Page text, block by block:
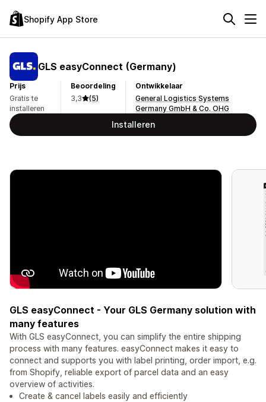
Shopify App Store
GLS easyConnect (Germany)
Prijs
Gratis te
installeren
Beoordeling
3,3
(5)
Ontwikkelaar
General Logistics Systems
Germany GmbH & Co. OHG
Installeren
GLS easyConnect - Your GLS Germany solution with
many features
With GLS easyConnect, you can simplify the entire shipping
process with many features. easyConnect makes it easy to
connect and supports you with label printing, order import, e.g.
from Shopify, reliable export of parcel data and an easy
overview of activities.
Create & cancel labels easily and efficiently